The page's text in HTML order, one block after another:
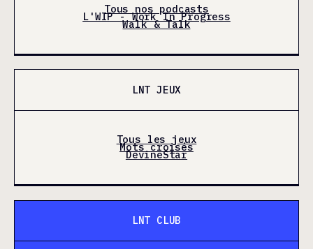
Tous nos podcasts
L'WIP - Work In Progress
Walk & Talk
LNT JEUX
Tous les jeux
Mots croisés
DevineStar
LNT CLUB